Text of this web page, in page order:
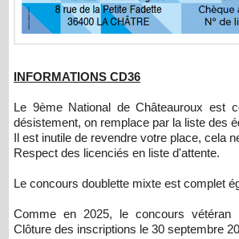
INFORMATIONS CD36
Le 9ème National de Châteauroux est
désistement, on remplace par la liste des
Il est inutile de revendre votre place, cela
Respect des licenciés en liste d'attente.
Le concours doublette mixte est complet
Comme en 2025, le concours vétéran
Clôture des inscriptions le 30 septembre